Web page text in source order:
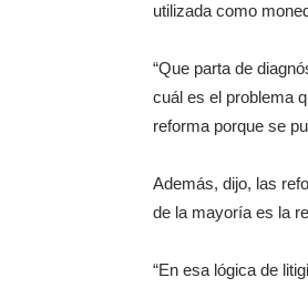
utilizada como
“Que parta de
cuál es el problema
reforma porque se
Además, dijo, las
de la mayoría es la
“En esa lógica de